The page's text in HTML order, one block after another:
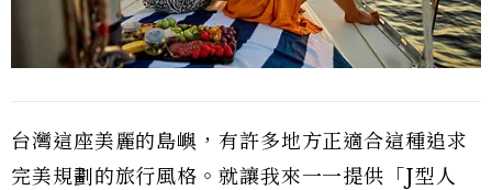
台灣這座美麗的島嶼，有許多地方正適合這種追求
完美規劃的旅行風格。就讓我來一一提供「J型人